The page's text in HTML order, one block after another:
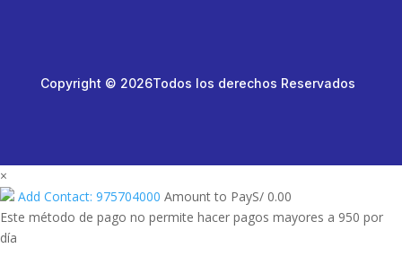
Copyright © 2026Todos los derechos Reservados
×
Add Contact: 975704000 Amount to PayS/ 0.00
Este método de pago no permite hacer pagos mayores a 950 por
día